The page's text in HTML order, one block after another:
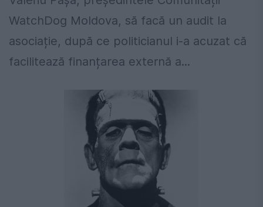
WatchDog Moldova, să facă un audit la
asociație, după ce politicianul i-a acuzat că
facilitează finanțarea externă a...